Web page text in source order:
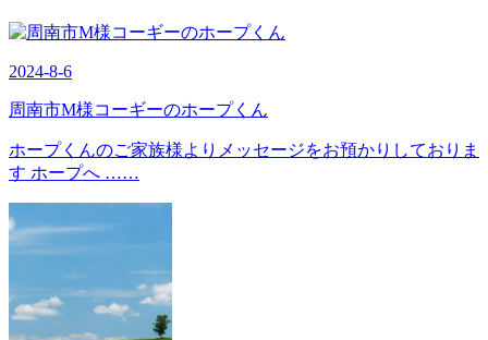
2024-8-6
周南市M様コーギーのホープくん
ホープくんのご家族様よりメッセージをお預かりしておりま
す ホープへ ……